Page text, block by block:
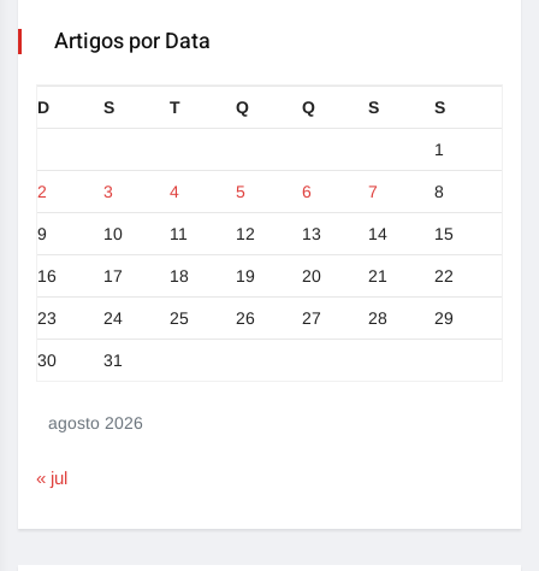
Artigos por Data
agosto 2026
D S T Q Q S S
1
2 3 4 5 6 7 8
9 10 11 12 13 14 15
16 17 18 19 20 21 22
23 24 25 26 27 28 29
30 31
« jul